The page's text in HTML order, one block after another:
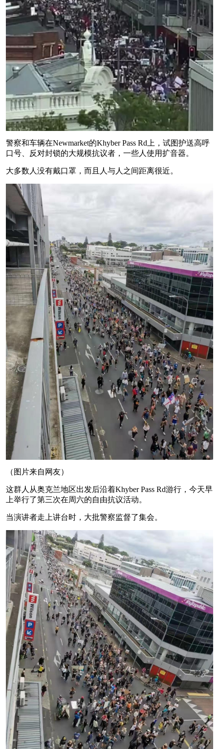
警察和车辆在Newmarket的Khyber Pass Rd上，试图护送高呼
口号、反对封锁的大规模抗议者，一些人使用扩音器。
大多数人没有戴口罩，而且人与人之间距离很近。
（图片来自网友）
这群人从奥克兰地区出发后沿着Khyber Pass Rd游行，今天早
上举行了第三次在周六的自由抗议活动。
当演讲者走上讲台时，大批警察监督了集会。